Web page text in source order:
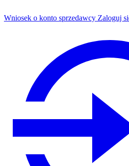
Wniosek o konto sprzedawcy Zaloguj